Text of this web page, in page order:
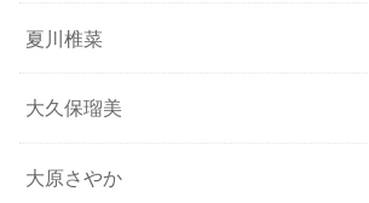
夏川椎菜
大久保瑠美
大原さやか